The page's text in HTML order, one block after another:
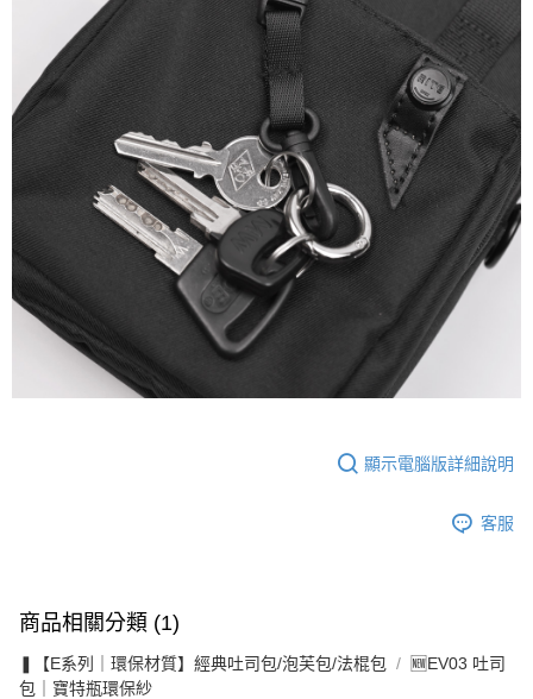
顯示電腦版詳細說明
客服
商品相關分類 (1)
❚【E系列｜環保材質】經典吐司包/泡芙包/法棍包
🆕EV03 吐司
包｜寶特瓶環保紗